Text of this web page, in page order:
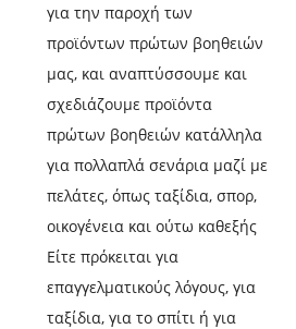
για την παροχή των
προϊόντων πρώτων βοηθειών
μας, και αναπτύσσουμε και
σχεδιάζουμε προϊόντα
πρώτων βοηθειών κατάλληλα
για πολλαπλά σενάρια μαζί με
πελάτες, όπως ταξίδια, σπορ,
οικογένεια και ούτω καθεξής
Είτε πρόκειται για
επαγγελματικούς λόγους, για
ταξίδια, για το σπίτι ή για